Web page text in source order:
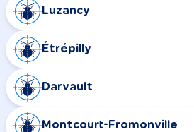
Luzancy
Étrépilly
Darvault
Montcourt-Fromonville